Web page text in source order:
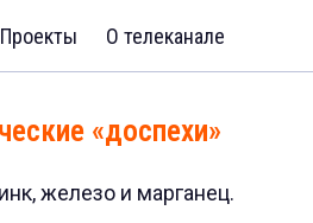
Проекты О телеканале
«доспехи»
железо и марганец.